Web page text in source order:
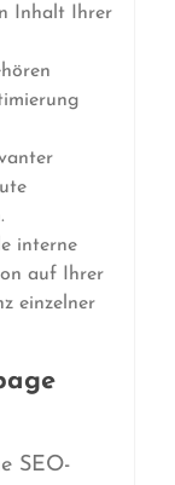
Inhalt Ihrer
interne
auf Ihrer
einzelner
SEO-